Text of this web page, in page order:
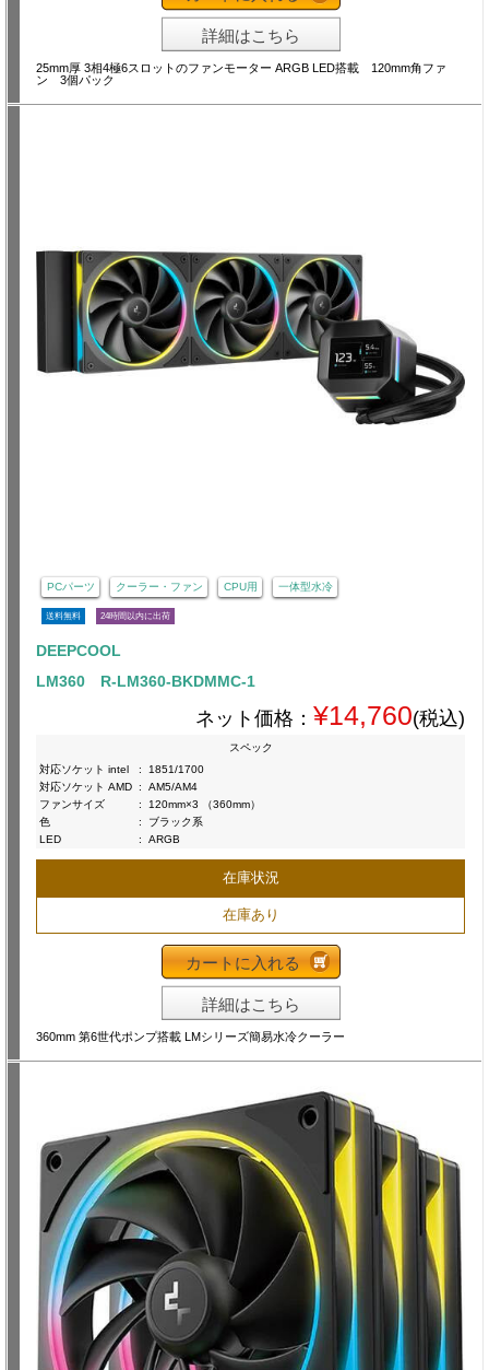
詳細はこちら
25mm厚 3相4極6スロットのファンモーター ARGB LED搭載 120mm角ファ
ン 3個パック
PCパーツ クーラー・ファン CPU用 一体型水冷
送料無料 24時間以内に出荷
DEEPCOOL
LM360 R-LM360-BKDMMC-1
ネット価格： ¥14,760(税込)
スペック
対応ソケット intel
:
1851/1700
対応ソケット AMD :
AM5/AM4
ファンサイズ
:
120mm×3 （360mm）
色
:
ブラック系
LED
: ARGB
在庫状況
在庫あり
カートに入れる
詳細はこちら
360mm 第6世代ポンプ搭載 LMシリーズ簡易水冷クーラー